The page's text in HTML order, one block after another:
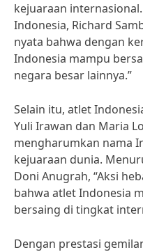
kejuaraan
Indonesia, Richard
nyata bahwa dengan
Indonesia mampu
negara besar lainnya.”
Selain itu, atlet
Yuli Irawan dan Maria
mengharumkan nama
kejuaraan dunia.
Doni Anugrah, “Aksi
bahwa atlet Indonesia
bersaing di tingkat
Dengan prestasi